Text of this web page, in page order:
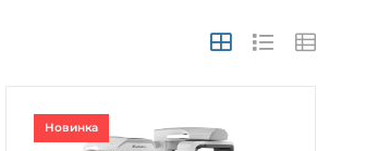
Новинка